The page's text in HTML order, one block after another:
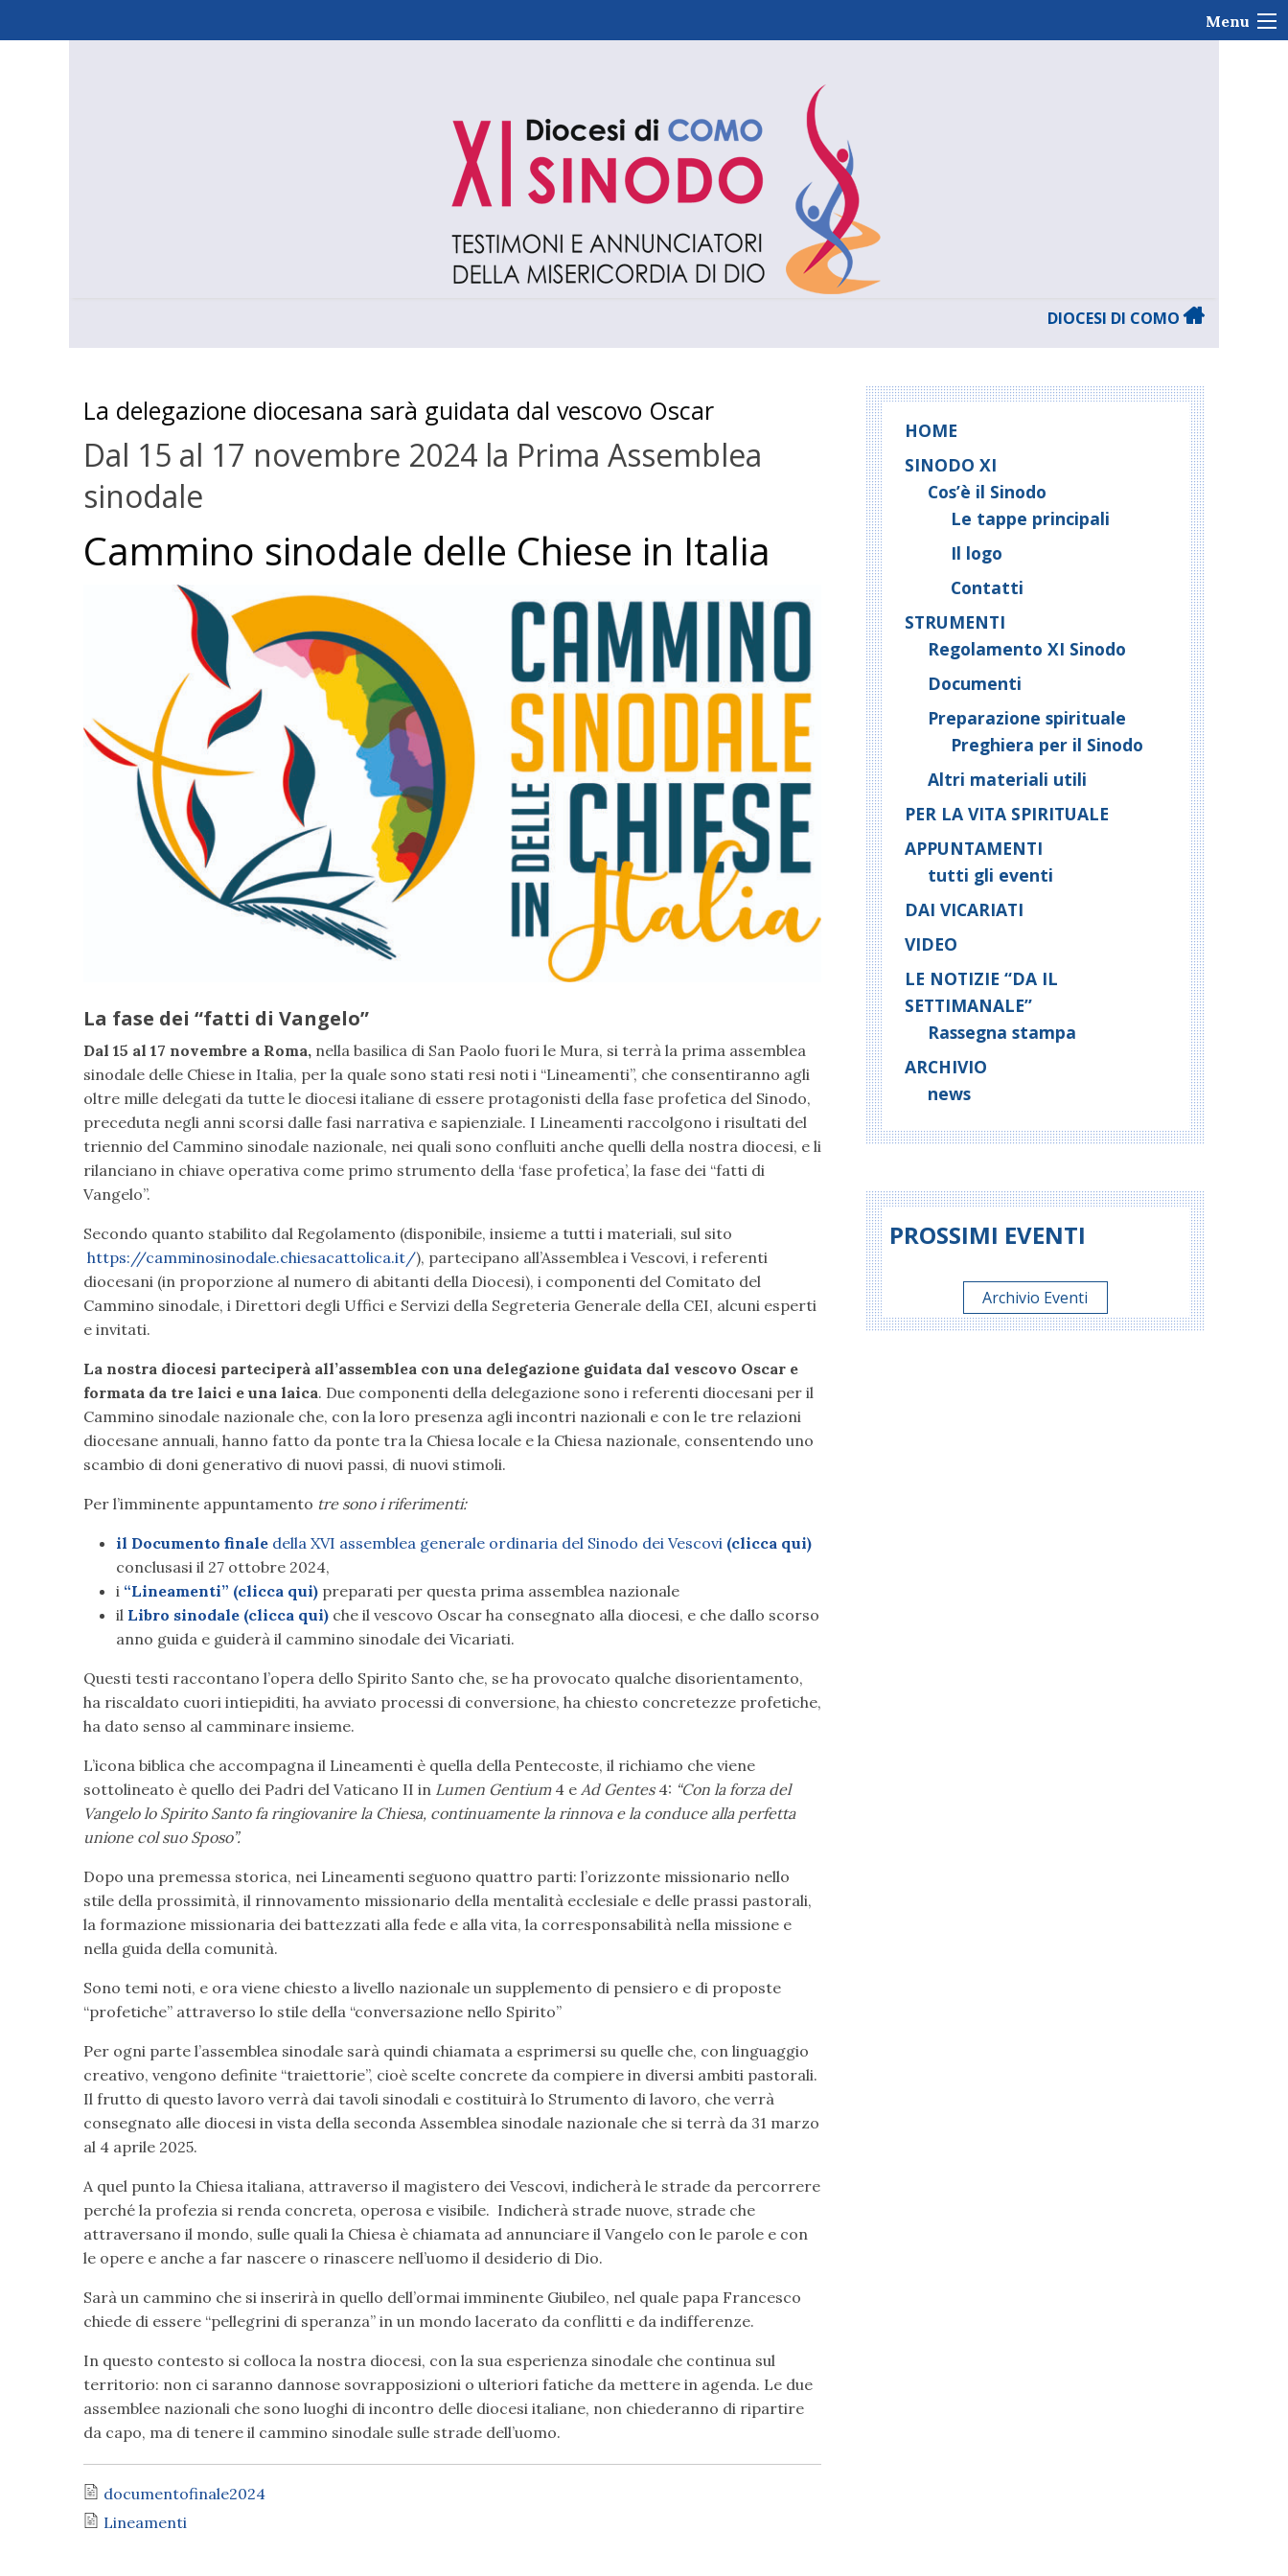
Menu
DIOCESI DI COMO
La delegazione diocesana sarà guidata dal vescovo Oscar
Dal 15 al 17 novembre 2024 la Prima Assemblea
sinodale
Cammino sinodale delle Chiese in Italia
La fase dei “fatti di Vangelo”
Dal 15 al 17 novembre a Roma, nella basilica di San Paolo fuori le Mura, si terrà la prima assemblea
sinodale delle Chiese in Italia, per la quale sono stati resi noti i “Lineamenti”, che consentiranno agli
oltre mille delegati da tutte le diocesi italiane di essere protagonisti della fase profetica del Sinodo,
preceduta negli anni scorsi dalle fasi narrativa e sapienziale. I Lineamenti raccolgono i risultati del
triennio del Cammino sinodale nazionale, nei quali sono confluiti anche quelli della nostra diocesi, e li
rilanciano in chiave operativa come primo strumento della ‘fase profetica’, la fase dei “fatti di
Vangelo”.
Secondo quanto stabilito dal Regolamento (disponibile, insieme a tutti i materiali, sul sito
https://camminosinodale.chiesacattolica.it/), partecipano all’Assemblea i Vescovi, i referenti
diocesani (in proporzione al numero di abitanti della Diocesi), i componenti del Comitato del
Cammino sinodale, i Direttori degli Uffici e Servizi della Segreteria Generale della CEI, alcuni esperti
e invitati.
La nostra diocesi parteciperà all’assemblea con una delegazione guidata dal vescovo Oscar e
formata da tre laici e una laica. Due componenti della delegazione sono i referenti diocesani per il
Cammino sinodale nazionale che, con la loro presenza agli incontri nazionali e con le tre relazioni
diocesane annuali, hanno fatto da ponte tra la Chiesa locale e la Chiesa nazionale, consentendo uno
scambio di doni generativo di nuovi passi, di nuovi stimoli.
Per l’imminente appuntamento tre sono i riferimenti:
il Documento finale della XVI assemblea generale ordinaria del Sinodo dei Vescovi (clicca qui)
conclusasi il 27 ottobre 2024,
i “Lineamenti” (clicca qui) preparati per questa prima assemblea nazionale
il Libro sinodale (clicca qui) che il vescovo Oscar ha consegnato alla diocesi, e che dallo scorso
anno guida e guiderà il cammino sinodale dei Vicariati.
Questi testi raccontano l’opera dello Spirito Santo che, se ha provocato qualche disorientamento,
ha riscaldato cuori intiepiditi, ha avviato processi di conversione, ha chiesto concretezze profetiche,
ha dato senso al camminare insieme.
L’icona biblica che accompagna il Lineamenti è quella della Pentecoste, il richiamo che viene
sottolineato è quello dei Padri del Vaticano II in Lumen Gentium4 e Ad Gentes4: “Con la forza del
Vangelo lo Spirito Santo fa ringiovanire la Chiesa, continuamente la rinnova e la conduce alla perfetta
unione col suo Sposo”.
Dopo una premessa storica, nei Lineamenti seguono quattro parti: l’orizzonte missionario nello
stile della prossimità, il rinnovamento missionario della mentalità ecclesiale e delle prassi pastorali,
la formazione missionaria dei battezzati alla fede e alla vita, la corresponsabilità nella missione e
nella guida della comunità.
Sono temi noti, e ora viene chiesto a livello nazionale un supplemento di pensiero e di proposte
“profetiche” attraverso lo stile della “conversazione nello Spirito”
Per ogni parte l’assemblea sinodale sarà quindi chiamata a esprimersi su quelle che, con linguaggio
creativo, vengono definite “traiettorie”, cioè scelte concrete da compiere in diversi ambiti pastorali.
Il frutto di questo lavoro verrà dai tavoli sinodali e costituirà lo Strumento di lavoro, che verrà
consegnato alle diocesi in vista della seconda Assemblea sinodale nazionale che si terrà da 31 marzo
al 4 aprile 2025.
A quel punto la Chiesa italiana, attraverso il magistero dei Vescovi, indicherà le strade da percorrere
perché la profezia si renda concreta, operosa e visibile. Indicherà strade nuove, strade che
attraversano il mondo, sulle quali la Chiesa è chiamata ad annunciare il Vangelo con le parole e con
le opere e anche a far nascere o rinascere nell’uomo il desiderio di Dio.
Sarà un cammino che si inserirà in quello dell’ormai imminente Giubileo, nel quale papa Francesco
chiede di essere “pellegrini di speranza” in un mondo lacerato da conflitti e da indifferenze.
In questo contesto si colloca la nostra diocesi, con la sua esperienza sinodale che continua sul
territorio: non ci saranno dannose sovrapposizioni o ulteriori fatiche da mettere in agenda. Le due
assemblee nazionali che sono luoghi di incontro delle diocesi italiane, non chiederanno di ripartire
da capo, ma di tenere il cammino sinodale sulle strade dell’uomo.
documentofinale2024
Lineamenti
HOME
SINODO XI
Cos’è il Sinodo
Le tappe principali
Il logo
Contatti
STRUMENTI
Regolamento XI Sinodo
Documenti
Preparazione spirituale
Preghiera per il Sinodo
Altri materiali utili
PER LA VITA SPIRITUALE
APPUNTAMENTI
tutti gli eventi
DAI VICARIATI
VIDEO
LE NOTIZIE “DA IL
SETTIMANALE”
Rassegna stampa
ARCHIVIO
news
PROSSIMI EVENTI
Archivio Eventi